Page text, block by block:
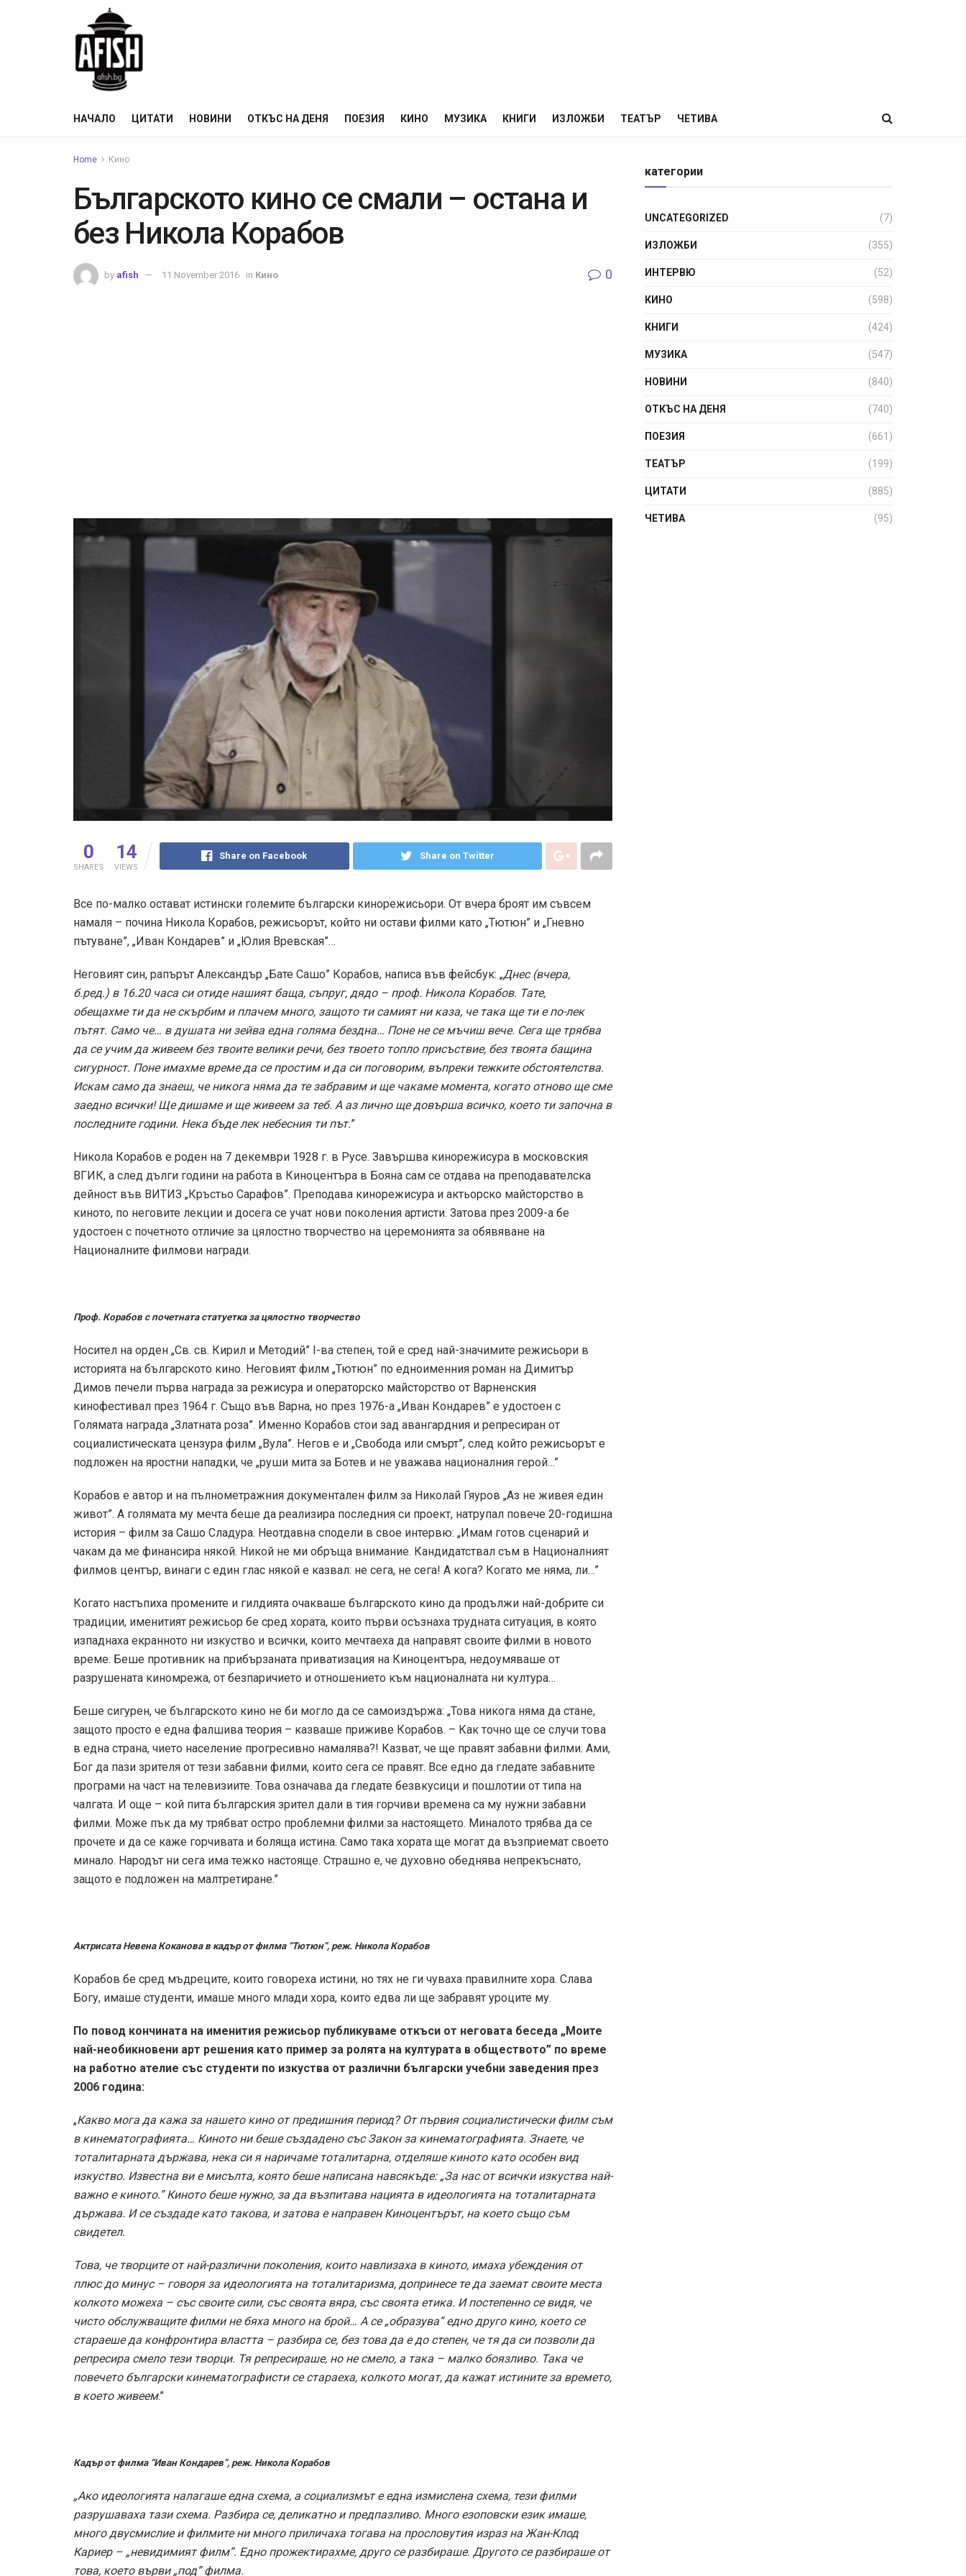
НАЧАЛО ЦИТАТИ НОВИНИ ОТКЪС НА ДЕНЯ ПОЕЗИЯ КИНО МУЗИКА КНИГИ ИЗЛОЖБИ ТЕАТЪР ЧЕТИВА
Home Кино
Българското кино се смали – остана и
без Никола Корабов
by afish 11 November 2016 in Кино 0
0
SHARES
14
VIEWS
Share on Facebook Share on Twitter
Все по-малко остават истински големите български кинорежисьори. От вчера броят им съвсем
намаля – почина Никола Корабов, режисьорът, който ни остави филми като „Тютюн” и „Гневно
пътуване”, „Иван Кондарев” и „Юлия Вревская”…
Неговият син, рапърът Александър „Бате Сашо” Корабов, написа във фейсбук: „Днес (вчера,
б.ред.) в 16.20 часа си отиде нашият баща, съпруг, дядо – проф. Никола Корабов. Тате,
обещахме ти да не скърбим и плачем много, защото ти самият ни каза, че така ще ти е по-лек
пътят. Само че… в душата ни зейва една голяма бездна… Поне не се мъчиш вече. Сега ще трябва
да се учим да живеем без твоите велики речи, без твоето топло присъствие, без твоята бащина
сигурност. Поне имахме време да се простим и да си поговорим, въпреки тежките обстоятелства.
Искам само да знаеш, че никога няма да те забравим и ще чакаме момента, когато отново ще сме
заедно всички! Ще дишаме и ще живеем за теб. А аз лично ще довърша всичко, което ти започна в
последните години. Нека бъде лек небесния ти път.”
Никола Корабов е роден на 7 декември 1928 г. в Русе. Завършва кинорежисура в московския
ВГИК, а след дълги години на работа в Киноцентъра в Бояна сам се отдава на преподавателска
дейност във ВИТИЗ „Кръстьо Сарафов”. Преподава кинорежисура и актьорско майсторство в
киното, по неговите лекции и досега се учат нови поколения артисти. Затова през 2009-а бе
удостоен с почетното отличие за цялостно творчество на церемонията за обявяване на
Националните филмови награди.
Проф. Корабов с почетната статуетка за цялостно творчество
Носител на орден „Св. св. Кирил и Методий” I-ва степен, той е сред най-значимите режисьори в
историята на българското кино. Неговият филм „Тютюн” по едноименния роман на Димитър
Димов печели първа награда за режисура и операторско майсторство от Варненския
кинофестивал през 1964 г. Също във Варна, но през 1976-а „Иван Кондарев” е удостоен с
Голямата награда „Златната роза”. Именно Корабов стои зад авангардния и репресиран от
социалистическата цензура филм „Вула”. Негов е и „Свобода или смърт”, след който режисьорът е
подложен на яростни нападки, че „руши мита за Ботев и не уважава националния герой…”
Корабов е автор и на пълнометражния документален филм за Николай Гяуров „Аз не живея един
живот”. А голямата му мечта беше да реализира последния си проект, натрупал повече 20-годишна
история – филм за Сашо Сладура. Неотдавна сподели в свое интервю: „Имам готов сценарий и
чакам да ме финансира някой. Никой не ми обръща внимание. Кандидатствал съм в Националният
филмов център, винаги с един глас някой е казвал: не сега, не сега! А кога? Когато ме няма, ли…”
Когато настъпиха промените и гилдията очакваше българското кино да продължи най-добрите си
традиции, именитият режисьор бе сред хората, които първи осъзнаха трудната ситуация, в която
изпаднаха екранното ни изкуство и всички, които мечтаеха да направят своите филми в новото
време. Беше противник на прибързаната приватизация на Киноцентъра, недоумяваше от
разрушената киномрежа, от безпаричието и отношението към националната ни култура…
Беше сигурен, че българското кино не би могло да се самоиздържа: „Това никога няма да стане,
защото просто е една фалшива теория – казваше приживе Корабов. – Как точно ще се случи това
в една страна, чието население прогресивно намалява?! Казват, че ще правят забавни филми. Ами,
Бог да пази зрителя от тези забавни филми, които сега се правят. Все едно да гледате забавните
програми на част на телевизиите. Това означава да гледате безвкусици и пошлотии от типа на
чалгата. И още – кой пита българския зрител дали в тия горчиви времена са му нужни забавни
филми. Може пък да му трябват остро проблемни филми за настоящето. Миналото трябва да се
прочете и да се каже горчивата и боляща истина. Само така хората ще могат да възприемат своето
минало. Народът ни сега има тежко настояще. Страшно е, че духовно обеднява непрекъснато,
защото е подложен на малтретиране.”
Актрисата Невена Коканова в кадър от филма “Тютюн”, реж. Никола Корабов
Корабов бе сред мъдреците, които говореха истини, но тях не ги чуваха правилните хора. Слава
Богу, имаше студенти, имаше много млади хора, които едва ли ще забравят уроците му.
По повод кончината на именития режисьор публикуваме откъси от неговата беседа „Моите
най-необикновени арт решения като пример за ролята на културата в обществото” по време
на работно ателие със студенти по изкуства от различни български учебни заведения през
2006 година:
„Какво мога да кажа за нашето кино от предишния период? От първия социалистически филм съм
в кинематографията… Киното ни беше създадено със Закон за кинематографията. Знаете, че
тоталитарната държава, нека си я наричаме тоталитарна, отделяше киното като особен вид
изкуство. Известна ви е мисълта, която беше написана навсякъде: „За нас от всички изкуства най-
важно е киното.” Киното беше нужно, за да възпитава нацията в идеологията на тоталитарната
държава. И се създаде като такова, и затова е направен Киноцентърът, на което също съм
свидетел.
Това, че творците от най-различни поколения, които навлизаха в киното, имаха убеждения от
плюс до минус – говоря за идеологията на тоталитаризма, допринесе те да заемат своите места
колкото можеха – със своите сили, със своята вяра, със своята етика. И постепенно се видя, че
чисто обслужващите филми не бяха много на брой… А се „образува” едно друго кино, което се
стараеше да конфронтира властта – разбира се, без това да е до степен, че тя да си позволи да
репресира смело тези творци. Тя репресираше, но не смело, а така – малко боязливо. Така че
повечето български кинематографисти се стараеха, колкото могат, да кажат истините за времето,
в което живеем.”
Кадър от филма “Иван Кондарев”, реж. Никола Корабов
„Ако идеологията налагаше една схема, а социализмът е една измислена схема, тези филми
разрушаваха тази схема. Разбира се, деликатно и предпазливо. Много езоповски език имаше,
много двусмислие и филмите ни много приличаха тогава на прословутия израз на Жан-Клод
Кариер – „невидимият филм”. Едно прожектирахме, друго се разбираше. Другото се разбираше от
това, което върви „под” филма.
категории
UNCATEGORIZED (7)
ИЗЛОЖБИ (355)
ИНТЕРВЮ (52)
КИНО (598)
КНИГИ (424)
МУЗИКА (547)
НОВИНИ (840)
ОТКЪС НА ДЕНЯ (740)
ПОЕЗИЯ (661)
ТЕАТЪР (199)
ЦИТАТИ (885)
ЧЕТИВА (95)